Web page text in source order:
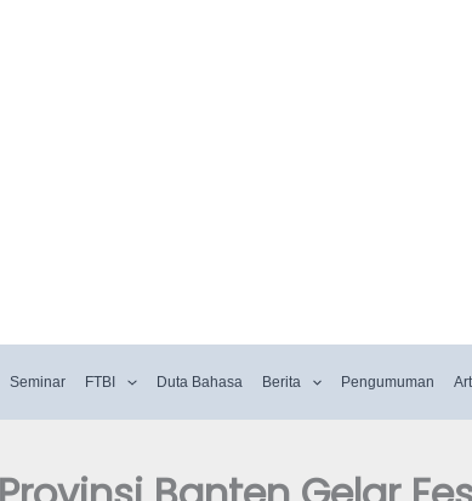
Seminar FTBI Duta Bahasa Berita Pengumuman